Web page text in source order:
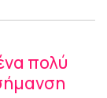
πολύ